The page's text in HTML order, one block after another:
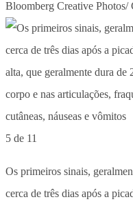
Bloomberg Creative Photos/
5 de 11
Os primeiros sinais,
cerca de três dias após a